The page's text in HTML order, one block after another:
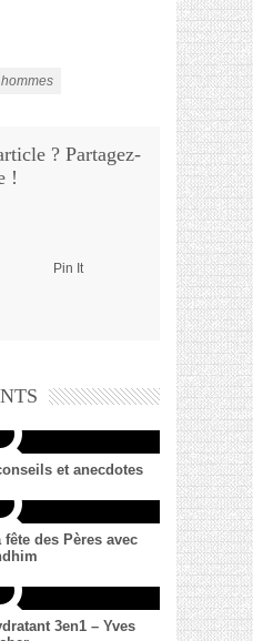
hommes
? Partagez-
!
Pin It
et anecdotes
fête des Pères avec
3en1 – Yves